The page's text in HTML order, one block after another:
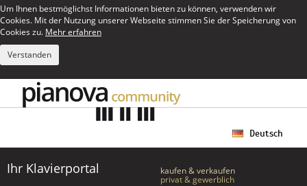
Um Ihnen bestmöglichst Informationen bieten zu können, verwenden wir
Cookies. Mit der Nutzung unserer Webseite stimmen Sie der Speicherung von
Cookies zu. Mehr erfahren
Verstanden
Deutsch
Ihr Klavierportal kaufen & verkaufen
privat & gewerblich